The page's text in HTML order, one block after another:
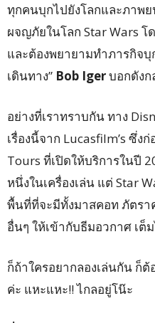
ทุกคนบุกไปยังโลกและภาพ
ผจญภัยในโลก Star Wars โ
และต้องพยายามทำภารกิจบุ
เดินทาง” Bob Igerบอกดังก
อย่างที่เราทราบกัน ทาง
เรื่องนี้จาก Lucasfilm’s ซึ่งก่
Tours ที่เปิดให้บริการในปี
หนึ่งในเครื่องเล่น แต่ Star
พื้นที่ที่จะมีทั้งมาสคอท ภัตร
อื่นๆ ให้เข้ากับธีมอวกาศ เ
ก็ถ้าใครอยากลองเล่นกัน ก็ต้
ค่ะ แหะแหะ!! ไกลอยู่โน๊ะ